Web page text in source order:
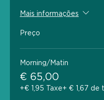
Mais informações
Preço
Morning/Matin
€ 65,00
+€ 1,95 Taxe+ € 1,67 de